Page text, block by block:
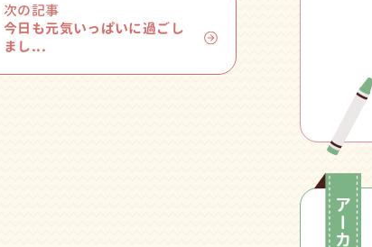
次の記事
今日も元気いっぱいに過ごし
まし...